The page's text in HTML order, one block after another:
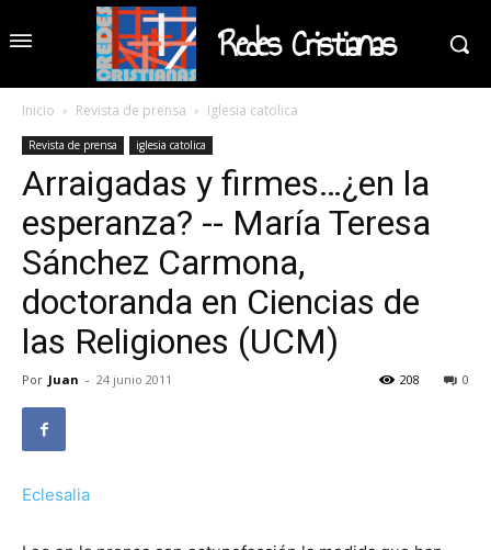
Redes Cristianas
Inicio Revista de prensa iglesia catolica
Revista de prensa iglesia catolica
Arraigadas y firmes…¿en la
esperanza? -- María Teresa
Sánchez Carmona,
doctoranda en Ciencias de
las Religiones (UCM)
Por Juan - 24 junio 2011 0
208
Eclesalia